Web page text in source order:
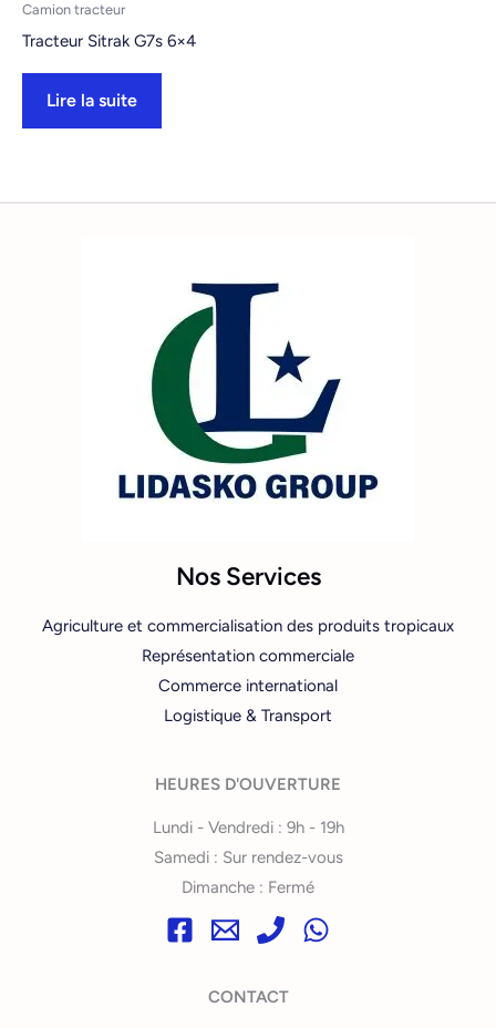
Camion tracteur
Tracteur Sitrak G7s 6×4
Lire la suite
Nos Services
Agriculture et commercialisation des produits tropicaux
Représentation commerciale
Commerce international
Logistique & Transport
HEURES D'OUVERTURE
Lundi - Vendredi : 9h - 19h
Samedi : Sur rendez-vous
Dimanche : Fermé
CONTACT